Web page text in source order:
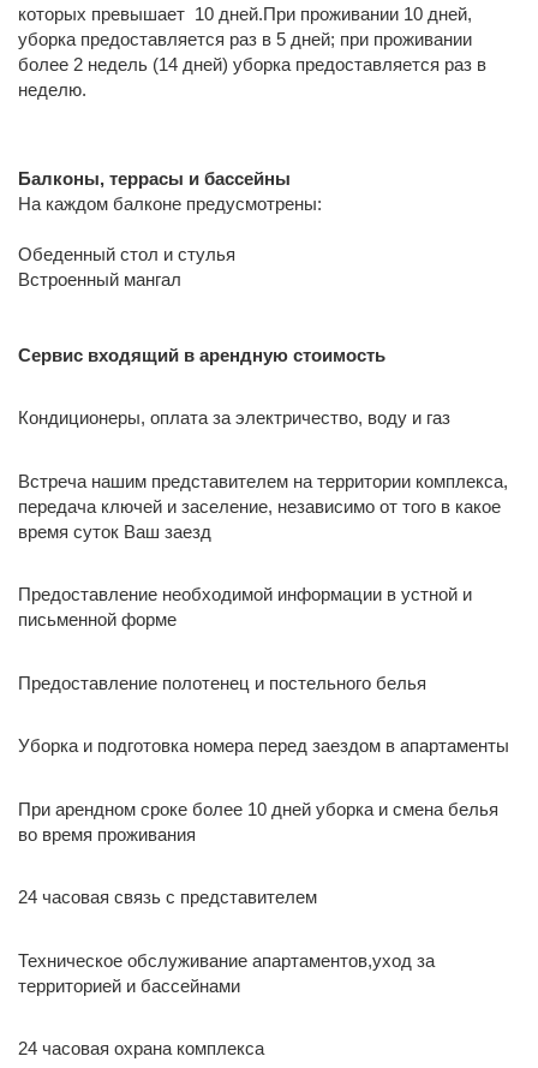
которых превышает 10 дней.При проживании 10 дней,
уборка предоставляется раз в 5 дней; при проживании
более 2 недель (14 дней) уборка предоставляется раз в
неделю.
Балконы, террасы и бассейны
На каждом балконе предусмотрены:
Обеденный стол и стулья
Встроенный мангал
Сервис входящий в арендную стоимость
Кондиционеры, оплата за электричество, воду и газ
Встреча нашим представителем на территории комплекса,
передача ключей и заселение, независимо от того в какое
время суток Ваш заезд
Предоставление необходимой информации в устной и
письменной форме
Предоставление полотенец и постельного белья
Уборка и подготовка номера перед заездом в апартаменты
При арендном сроке более 10 дней уборка и смена белья
во время проживания
24 часовая связь с представителем
Техническое обслуживание апартаментов,уход за
территорией и бассейнами
24 часовая охрана комплекса